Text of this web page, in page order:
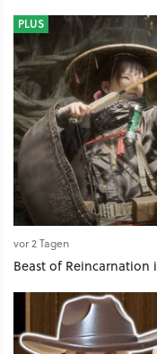
PLUS
vor 2 Tagen
Beast of Reincarnation